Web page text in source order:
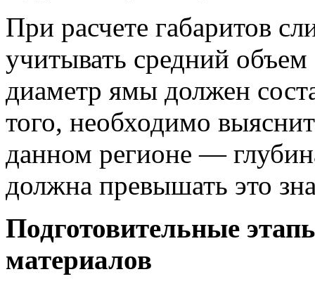
При расчете габаритов
учитывать средний
диаметр ямы должен
того, необходимо
данном регионе —
должна превышать это
Подготовительные
материалов